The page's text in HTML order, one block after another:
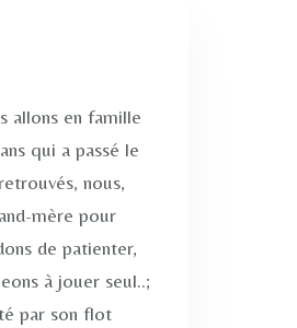
allons en famille
qui a passé le
nous,
mère pour
de patienter,
à jouer seul..;
par son flot